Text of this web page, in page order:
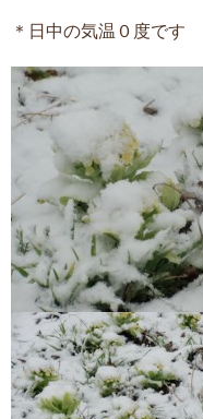
＊日中の気温０度です